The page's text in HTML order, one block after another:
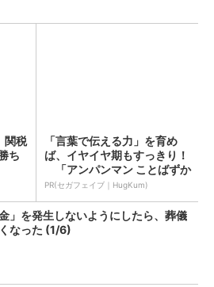
関税
ち
「言葉で伝える力」を育め
ば、イヤイヤ期もすっきり！
「アンパンマン ことばずか
ん...
PR(セガフェイブ｜HugKum)
金」を発生しないようにしたら、葬儀
なった (1/6)